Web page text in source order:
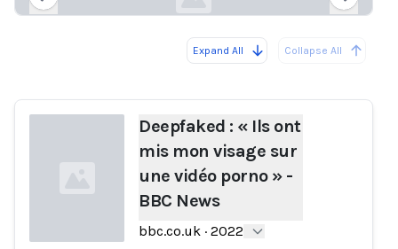
Expand All Collapse All
Deepfaked : « Ils ont
mis mon visage sur
une vidéo porno » -
BBC News
bbc.co.uk · 2022